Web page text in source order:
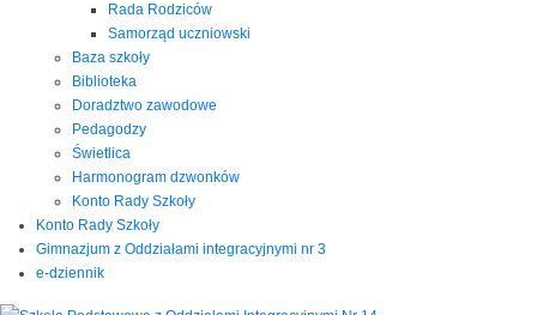
Rada Rodziców
Samorząd uczniowski
Baza szkoły
Biblioteka
Doradztwo zawodowe
Pedagodzy
Świetlica
Harmonogram dzwonków
Konto Rady Szkoły
Konto Rady Szkoły
Gimnazjum z Oddziałami integracyjnymi nr 3
e-dziennik